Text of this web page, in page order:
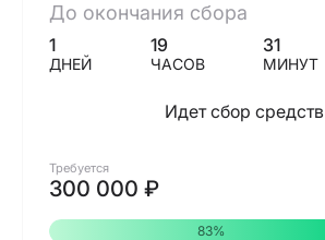
До окончания сбора
1
ДНЕЙ
19
ЧАСОВ
31
МИНУТ
Идет сбор средств
Требуется
300 000 ₽
83%